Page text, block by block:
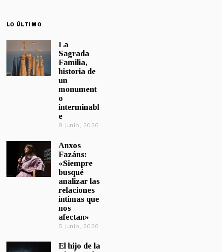
LO ÚLTIMO
La
Sagrada
Familia,
historia de
un
monument
o
interminabl
e
8 junio, 2026
Anxos
Fazáns:
«Siempre
busqué
analizar las
relaciones
íntimas que
nos
afectan»
5 junio, 2026
El hijo de la